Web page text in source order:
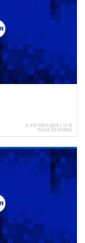
8 WRZEŚNIA 2009 | 11:15
PAWEŁ ŚWINARSKI